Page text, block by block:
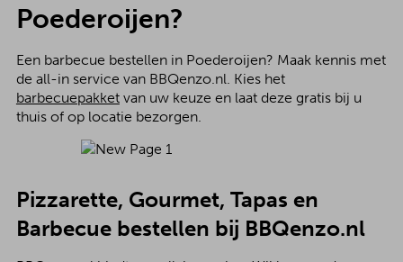
Poederoijen?
Een barbecue bestellen in Poederoijen? Maak kennis met
de all-in service van BBQenzo.nl. Kies het
barbecuepakketvan uw keuze en laat deze gratis bij u
thuis of op locatie bezorgen.
Pizzarette, Gourmet, Tapas en
Barbecue bestellen bij BBQenzo.nl